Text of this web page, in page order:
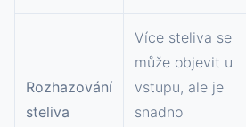
Rozhazování
steliva
Více steliva se
může objevit u
vstupu, ale je
snadno